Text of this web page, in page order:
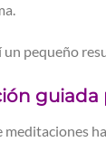
un pequeño
guiada
meditaciones